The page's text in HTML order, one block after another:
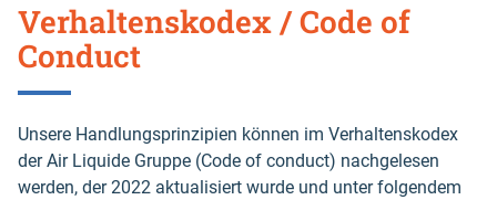
Verhaltenskodex / Code of
Conduct
Unsere Handlungsprinzipien können im Verhaltenskodex
der Air Liquide Gruppe (Code of conduct) nachgelesen
werden, der 2022 aktualisiert wurde und unter folgendem